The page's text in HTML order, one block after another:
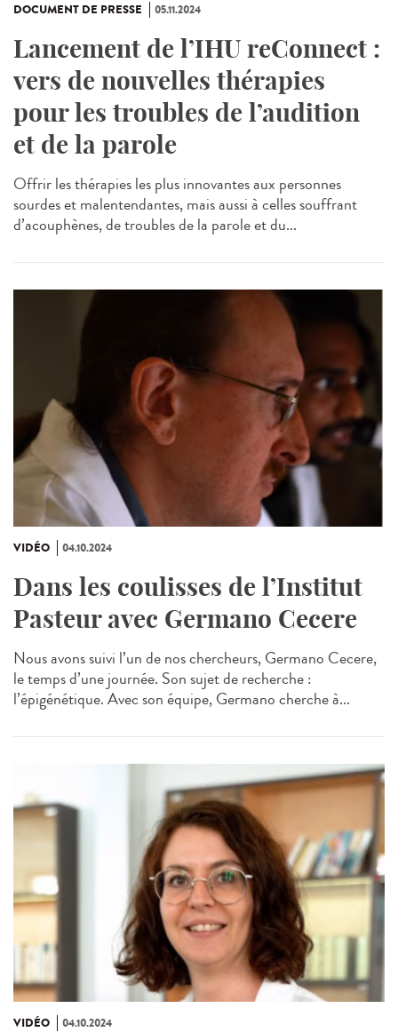
DOCUMENT DE PRESSE 05.11.2024
Lancement de l’IHU reConnect :
vers de nouvelles thérapies
pour les troubles de l’audition
et de la parole
Offrir les thérapies les plus innovantes aux personnes
sourdes et malentendantes, mais aussi à celles souffrant
d’acouphènes, de troubles de la parole et du...
VIDÉO 04.10.2024
Dans les coulisses de l’Institut
Pasteur avec Germano Cecere
Nous avons suivi l’un de nos chercheurs, Germano Cecere,
le temps d’une journée. Son sujet de recherche :
l’épigénétique. Avec son équipe, Germano cherche à...
VIDÉO 04.10.2024